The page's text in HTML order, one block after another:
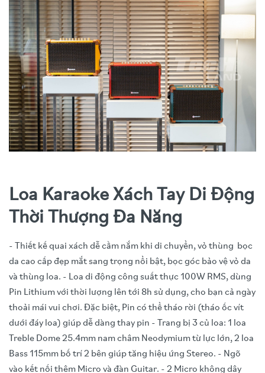
Loa Karaoke Xách Tay Di Động
Thời Thượng Đa Năng
- Thiết kế quai xách dễ cầm nắm khi di chuyển, vỏ thùng bọc
da cao cấp đẹp mắt sang trọng nổi bật, bọc góc bảo vệ vỏ da
và thùng loa. - Loa di động công suất thực 100W RMS, dùng
Pin Lithium với thời lượng lên tới 8h sử dụng, cho bạn cả ngày
thoải mái vui chơi. Đặc biệt, Pin có thể tháo rời (tháo ốc vít
dưới đáy loa) giúp dễ dàng thay pin - Trang bị 3 củ loa: 1 loa
Treble Dome 25.4mm nam châm Neodymium từ lực lớn, 2 loa
Bass 115mm bố trí 2 bên giúp tăng hiệu ứng Stereo. - Ngõ
vào kết nối thêm Micro và đàn Guitar. - 2 Micro không dây